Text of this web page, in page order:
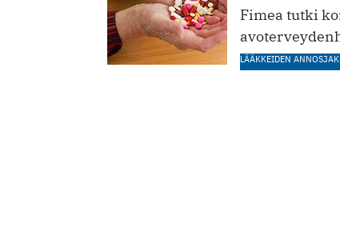
Fimea tutki
LÄÄKKEIDEN